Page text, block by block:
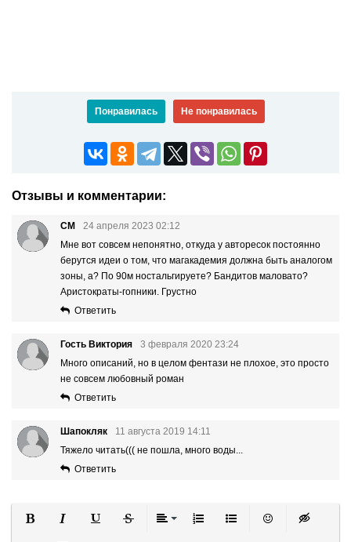
Понравилась Не понравилась
Отзывы и комментарии:
СМ
24 апреля 2023 02:12
Мне вот совсем непонятно, откуда у авторесок постоянно
берутся идеи о том, что магакадемия должна быть аналогом
зоны, а? По 90м ностальгируете? Бандитов маловато?
Аристократы-гопники. Грустно
Ответить
Гость Виктория
3 февраля 2020 23:24
Много описаний, но в целом фентази не плохое, это просто
не совсем любовный роман
Ответить
Шапокляк
11 августа 2019 14:11
Тяжело читать((( не пошла, много воды...
Ответить